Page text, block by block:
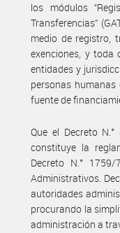
los módulos
Transferencias”
medio de registro,
exenciones, y
entidades y
personas humanas
fuente de
Que el Decreto
constituye la
Decreto N.°
Administrativos.
autoridades
procurando la
administración a